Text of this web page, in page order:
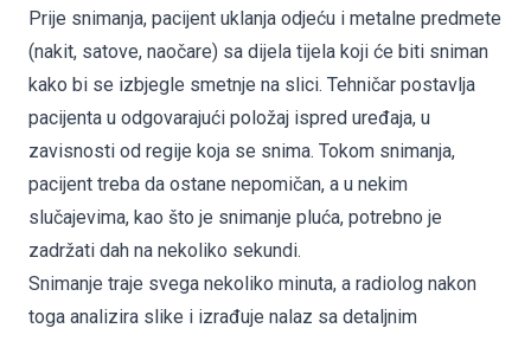
Prije snimanja, pacijent uklanja odjeću i metalne predmete
(nakit, satove, naočare) sa dijela tijela koji će biti sniman
kako bi se izbjegle smetnje na slici. Tehničar postavlja
pacijenta u odgovarajući položaj ispred uređaja, u
zavisnosti od regije koja se snima. Tokom snimanja,
pacijent treba da ostane nepomičan, a u nekim
slučajevima, kao što je snimanje pluća, potrebno je
zadržati dah na nekoliko sekundi.
Snimanje traje svega nekoliko minuta, a radiolog nakon
toga analizira slike i izrađuje nalaz sa detaljnim